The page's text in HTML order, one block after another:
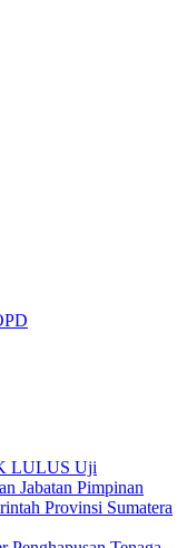
LULUS Uji
Jabatan Pimpinan
Provinsi Sumatera